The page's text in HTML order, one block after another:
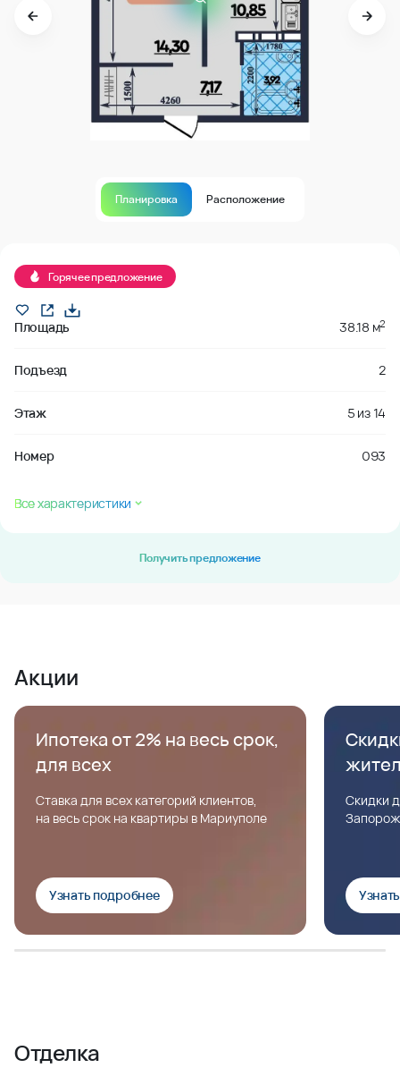
Планировка Расположение
Горячее предложение
Площадь 38.18 м2
Подъезд 2
Этаж 5 из14
Номер 093
Все характеристики
Получить предложение
Акции
Ипотека от 2% на весь срок,
для всех
Ставка для всех категорий клиентов,
на весь срок на квартиры в Мариуполе
Узнать подробнее
Скидки
Отделка